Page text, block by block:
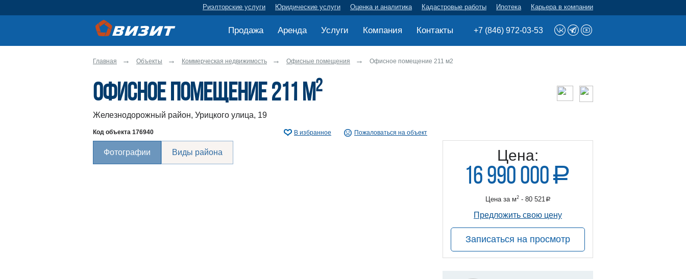
Риэлторские услуги Юридические услуги Оценка и аналитика Кадастровые работы Ипотека Карьера в компании
+7 (846) 972-03-53
Продажа Аренда Услуги Компания Контакты
Главная Объекты Коммерческая недвижимость Офисные помещения Офисное помещение 211 м2
Офисное помещение 211 м2
Железнодорожный район, Урицкого улица, 19
Код объекта 176940 В избранное Пожаловаться на объект
Фотографии Виды района Цена:
16 990 000 a
руб.Цена за м2- 80 521 a
Предложить свою цену
Записаться на просмотр